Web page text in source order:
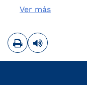
Ver más
ImprimirLeer